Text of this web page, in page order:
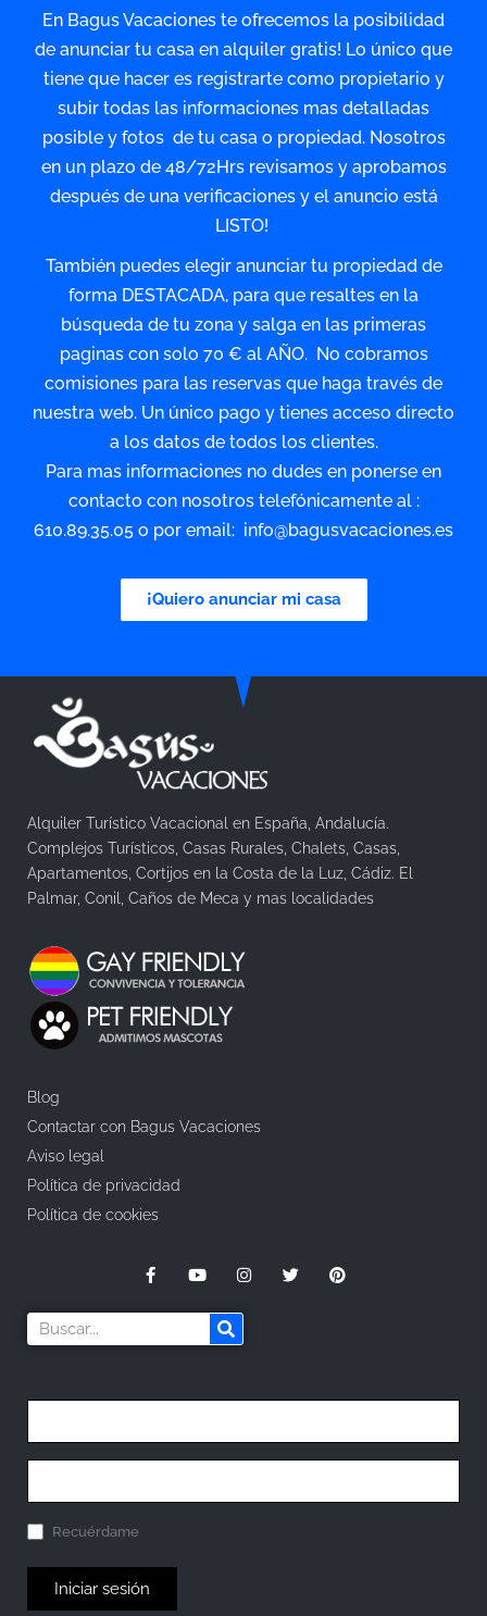
En Bagus Vacaciones te ofrecemos la posibilidad
de anunciar tu casa en alquiler gratis! Lo único que
tiene que hacer es registrarte como propietario y
subir todas las informaciones mas detalladas
posible y fotos de tu casa o propiedad. Nosotros
en un plazo de 48/72Hrs revisamos y aprobamos
después de una verificaciones y el anuncio está
LISTO!
También puedes elegir anunciar tu propiedad de
forma DESTACADA, para que resaltes en la
búsqueda de tu zona y salga en las primeras
paginas con solo 70 € al AÑO. No cobramos
comisiones para las reservas que haga través de
nuestra web. Un único pago y tienes acceso directo
a los datos de todos los clientes.
Para mas informaciones no dudes en ponerse en
contacto con nosotros telefónicamente al :
610.89.35.05 o por email: info@bagusvacaciones.es
¡Quiero anunciar mi casa
Alquiler Turístico Vacacional en España, Andalucía.
Complejos Turísticos, Casas Rurales, Chalets, Casas,
Apartamentos, Cortijos en la Costa de la Luz, Cádiz. El
Palmar, Conil, Caños de Meca y mas localidades
Blog
Contactar con Bagus Vacaciones
Aviso legal
Política de privacidad
Política de cookies
Recuérdame
Iniciar sesión